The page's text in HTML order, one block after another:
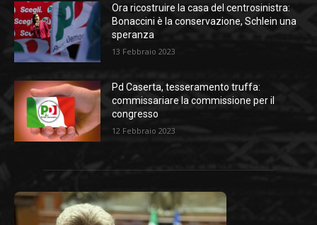
Ora ricostruire la casa del centrosinistra:
Bonaccini è la conservazione, Schlein una
speranza
13 Febbraio 2023
Pd Caserta, tesseramento truffa:
commissariare la commissione per il
congresso
12 Febbraio 2023